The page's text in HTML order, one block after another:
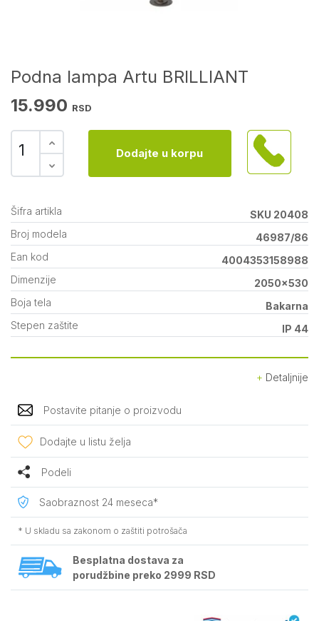
Podna lampa Artu BRILLIANT
15.990 RSD
Dodajte u korpu
Šifra artikla
SKU 20408
Broj modela
46987/86
Ean kod
4004353158988
Dimenzije
2050x530
Boja tela
Bakarna
Stepen zaštite
IP 44
Detaljnije
Postavite pitanje o proizvodu
Dodajte u listu želja
Podeli
Saobraznost 24 meseca*
* U skladu sa zakonom o zaštiti potrošača
Besplatna dostava za
porudžbine preko 2999 RSD